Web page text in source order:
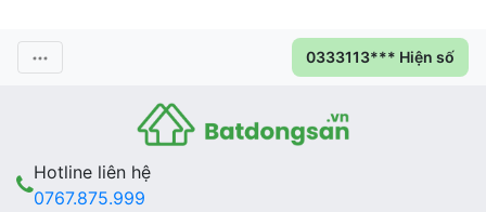
0333113*** Hiện số
Hotline liên hệ
0767.875.999